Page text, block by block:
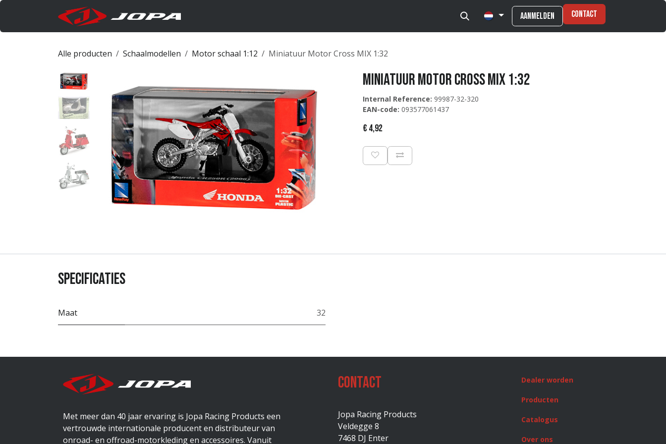
Overslaan naar inhoud
Aanmelden Contact
Alle producten Schaalmodellen Motor schaal 1:12 Miniatuur Motor Cross MIX 1:32
Miniatuur Motor Cross MIX 1:32
Internal Reference: 99987-32-320
EAN-code: 093577061437
€ 4,92
Specificaties
Maat 32
Met meer dan 40 jaar ervaring is Jopa Racing Products een
vertrouwde internationale producent en distributeur van
onroad- en offroad-motorkleding en accessoires. Vanuit
Contact
Jopa Racing Products
Veldegge 8
7468 DJ Enter
Dealer worden
Producten
Catalogus
Over ons